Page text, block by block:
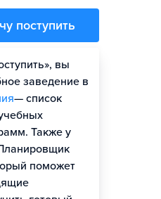
поступить
вы
заведение в
— список
Также у
поможет